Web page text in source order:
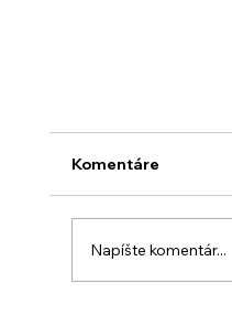
Komentáre
Napíšte komentár...